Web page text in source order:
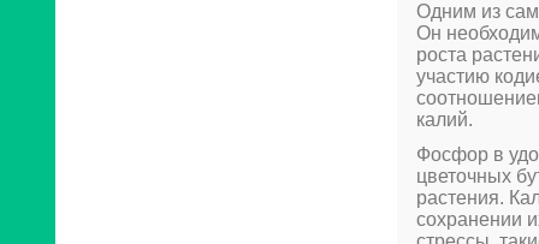
Одним из
Он
роста
участию
калий.
Фосфор в
цветочных
растения.
сохранении